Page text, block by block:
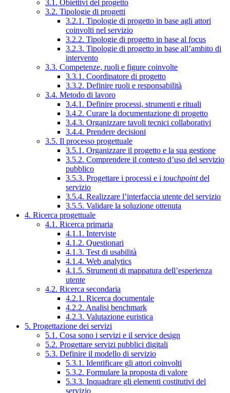
3.1. Obiettivi del progetto
3.2. Tipologie di progetti
3.2.1. Tipologie di progetto in base agli attori
coinvolti nel servizio
3.2.2. Tipologie di progetto in base al focus
3.2.3. Tipologie di progetto in base all’ambito di
intervento
3.3. Competenze, ruoli e figure coinvolte
3.3.1. Coordinatore di progetto
3.3.2. Definire ruoli e responsabilità
3.4. Metodo di lavoro
3.4.1. Definire processi, strumenti e rituali
3.4.2. Curare la documentazione di progetto
3.4.3. Organizzare tavoli tecnici collaborativi
3.4.4. Prendere decisioni
3.5. Il processo progettuale
3.5.1. Organizzare il progetto e la sua gestione
3.5.2. Comprendere il contesto d’uso del servizio
pubblico
3.5.3. Progettare i processi e i touchpointdel
servizio
3.5.4. Realizzare l’interfaccia utente del servizio
3.5.5. Validare la soluzione ottenuta
4. Ricerca progettuale
4.1. Ricerca primaria
4.1.1. Interviste
4.1.2. Questionari
4.1.3. Test di usabilità
4.1.4. Web analytics
4.1.5. Strumenti di mappatura dell’esperienza
utente
4.2. Ricerca secondaria
4.2.1. Ricerca documentale
4.2.2. Analisi benchmark
4.2.3. Valutazione euristica
5. Progettazione dei servizi
5.1. Cosa sono i servizi e il service design
5.2. Progettare servizi pubblici digitali
5.3. Definire il modello di servizio
5.3.1. Identificare gli attori coinvolti
5.3.2. Formulare la proposta di valore
5.3.3. Inquadrare gli elementi costitutivi del
servizio